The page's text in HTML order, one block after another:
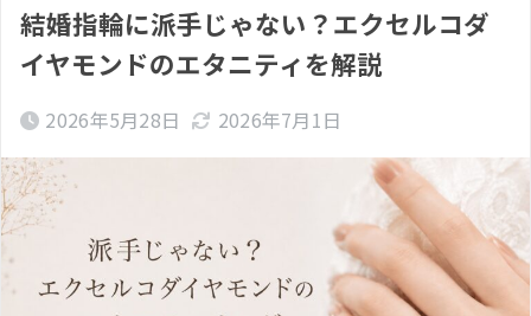
結婚指輪に派手じゃない？エクセルコダ
イヤモンドのエタニティを解説
2026年5月28日 2026年7月1日